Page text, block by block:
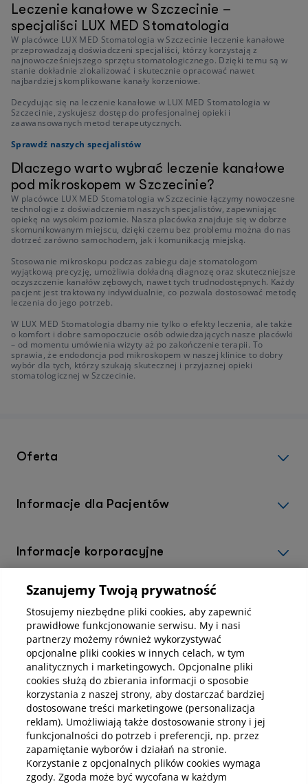
Leczenie kanałowe w Szczecinie –
specjaliści LUX MED Stomatologia
W placówce LUX MED Stomatologia w Szczecinie leczenie kanałowe
przeprowadzają doświadczeni specjaliści, którzy korzystają z
najnowocześniejszego sprzętu stomatologicznego. Dzięki temu są w
stanie dokładnie zlokalizować i skutecznie opracować nawet
najbardziej skomplikowane kanały korzeniowe.
Decydując się na leczenie kanałowe w LUX MED Stomatologia w
Szczecinie, zyskujesz dostęp do profesjonalnej opieki i
zaawansowanych metod terapeutycznych.
Sprawdź naszych specjalistów
Dlaczego warto wybrać leczenie kanałowe
pod mikroskopem w Szczecinie?
W placówce LUX MED Stomatologia w Szczecinie łączymy nowoczesne
technologie z doświadczeniem naszych specjalistów, zapewniając
opiekę na wysokim poziomie. Nasza placówka znajduje się w dobrze
skomunikowanym miejscu, dzięki czemu bez problemu można do nas
dotrzeć zarówno samochodem, jak i komunikacją miejską.
Stosowanie mikroskopu podczas zabiegu daje stomatologom
wyjątkową precyzję, umożliwia dokładną diagnozę oraz skuteczniejsze
oczyszczenie kanałów zębowych, nawet tych trudnodostępnych. Każdy
pacjent jest traktowany indywidualnie, co pozwala dostosować metodę
leczenia do jego potrzeb.
W LUX MED Stomatologia dbamy nie tylko o efekty leczenia, ale także
o komfort i dobre samopoczucie osób odwiedzających nasze placówki
– od momentu umówienia wizyty aż po zakończenie terapii. To
sprawia, że endodoncja pod mikroskopem w naszej klinice to dobry
wybór dla tych, którzy szukają skutecznej i przyjaznej opieki
stomatologicznej w Szczecinie.
Oferta
Informacje dla Pacjentów
Informacje korporacyjne
Kup abonamenty online
Kup online
Pobierz aplikację mobilną
Szanujemy Twoją prywatność
Stosujemy niezbędne pliki cookies, aby zapewnić
prawidłowe funkcjonowanie serwisu. My i nasi
partnerzy możemy również wykorzystywać
opcjonalne pliki cookies w innych celach, w tym
analitycznych i marketingowych. Opcjonalne pliki
cookies służą do zbierania informacji o sposobie
korzystania z naszej strony, aby dostarczać bardziej
dostosowane treści marketingowe (personalizacja
reklam). Umożliwiają także dostosowanie strony i jej
funkcjonalności do potrzeb i preferencji, np. przez
zapamiętanie wyborów i działań na stronie.
Korzystanie z opcjonalnych plików cookies wymaga
zgody. Zgoda może być wycofana w każdym